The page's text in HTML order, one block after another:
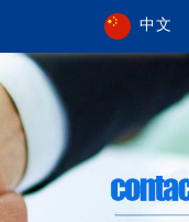
中文